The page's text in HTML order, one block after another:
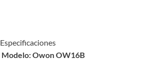
Especificaciones
Modelo: OwonOW16B